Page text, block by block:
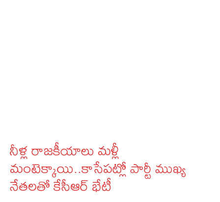
నీళ్ల రాజకీయాలు మళ్లీ
మంటెక్కాయి..కాసేపట్లో పార్టీ ముఖ్య
నేతలతో కేసీఆర్ భేటీ